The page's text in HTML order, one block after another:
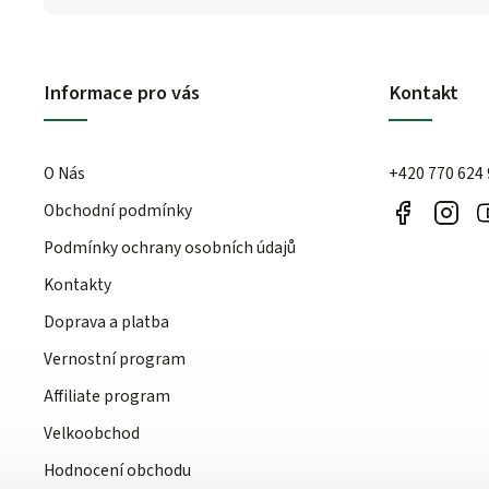
Informace pro vás
O Nás
Obchodní podmínky
Podmínky ochrany osobních údajů
Kontakty
Doprava a platba
Vernostní program
Affiliate program
Velkoobchod
Hodnocení obchodu
Kontakt
+420 770 624